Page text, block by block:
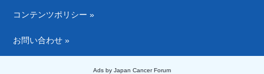
コンテンツポリシー »
お問い合わせ »
Ads by Japan Cancer Forum